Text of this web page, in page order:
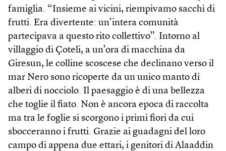
famiglia. “Insieme ai vicini, riempivamo sacchi di
frutti. Era divertente: un’intera comunità
partecipava a questo rito collettivo”. Intorno al
villaggio di Çoteli, a un’ora di macchina da
Giresun, le colline scoscese che declinano verso il
mar Nero sono ricoperte da un unico manto di
alberi di nocciolo. Il paesaggio è di una bellezza
che toglie il fiato. Non è ancora epoca di raccolta
ma tra le foglie si scorgono i primi fiori da cui
sbocceranno i frutti. Grazie ai guadagni del loro
campo di appena due ettari, i genitori di Alaaddin